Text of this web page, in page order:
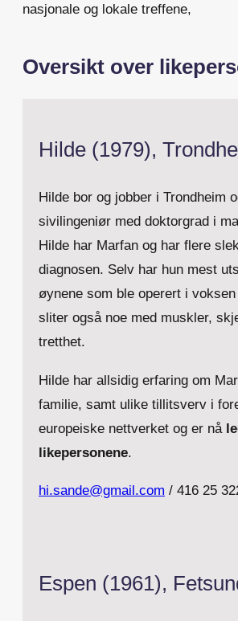
nasjonale og lokale treffene,
Oversikt over
Hilde (1979),
Hilde bor og jobber i Trondheim
sivilingeniør med doktorgrad i
Hilde har Marfan og har flere
diagnosen. Selv har hun mest
øynene som ble operert i
sliter også noe med muskler,
tretthet.
Hilde har allsidig erfaring om
familie, samt ulike tillitsverv i
europeiske nettverket og er nå
likepersonene.
hi.sande@gmail.com / 416 25
Espen (1961),